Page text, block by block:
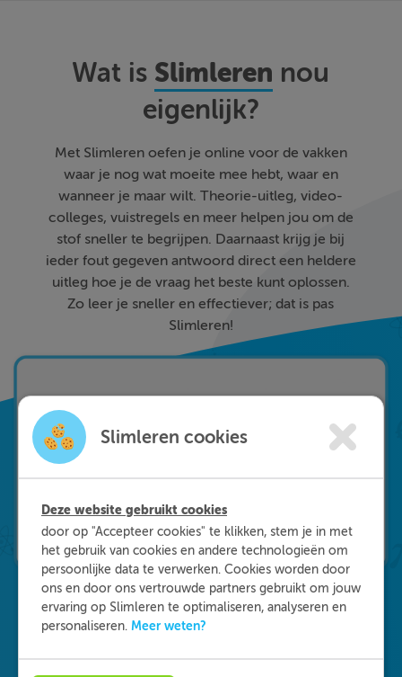
Wat is Slimleren nou
eigenlijk?
Met Slimleren oefen je online voor de vakken
waar je nog wat moeite mee hebt, waar en
wanneer je maar wilt. Theorie-uitleg, video-
colleges, vuistregels en meer helpen jou om de
stof sneller te begrijpen. Daarnaast krijg je bij
ieder fout gegeven antwoord direct een heldere
uitleg hoe je de vraag het beste kunt oplossen.
Zo leer je sneller en effectiever; dat is pas
Slimleren!
Slimleren cookies
Deze website gebruikt cookies
door op "Accepteer cookies" te klikken, stem je in met
het gebruik van cookies en andere technologieën om
persoonlijke data te verwerken. Cookies worden door
ons en door ons vertrouwde partners gebruikt om jouw
ervaring op Slimleren te optimaliseren, analyseren en
personaliseren. Meer weten?